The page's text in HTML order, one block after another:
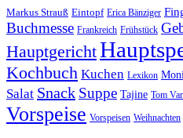
Markus Strauß Eintopf Erica Bänziger
Buchmesse Frankreich Frühstück
Hauptgericht
Kochbuch Kuchen Lexikon
Salat Snack Suppe Tajine Tom
Vorspeise Vorspeisen Weihnachten